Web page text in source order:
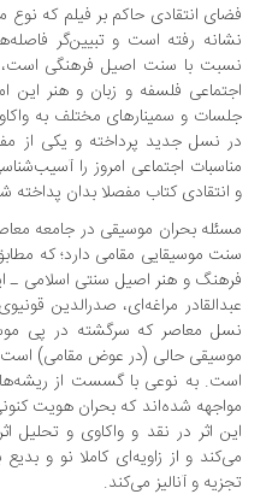
انتقادی حاکم بر فیلم که نوع
رفته است و تبیین‌گر فاصله‌های
با سنت اصیل فرهنگی است، برای
فلسفه و زبان و هنر این امکان
و سمینارهای مختلف به واکاوی این
نسل جدید پرداخته و یکی از مفاد
اجتماعی امروز را آسیب‌شناسی
کتاب مفصلا بدان پداخته شده
بحران موسیقی در جامعه معاصر
موسیقایی مقامی دارد؛ که مطابق با
و هنر اصیل سنتی اسلامی ـ ایرانی
مراغه‌ای، صدرالدین قونیوی
معاصر که سرگشته در پی موسیقی
حالی (در عوض مقامی) است و
به نوعی با گسست از ریشه‌های
شده‌اند که بحران هویت کنونی را
اثر در نقد و واکاوی و تحلیل اثری
و از زاویه‌ای کاملا نو و بدیع
و آنالیز می‌کند.